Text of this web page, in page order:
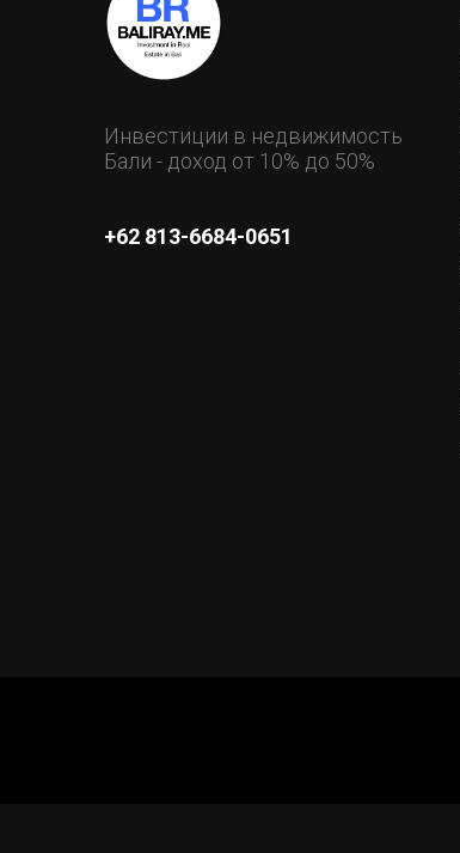
Инвестиции в недвижимость
Бали - доход от 10% до 50%
+62 813-6684-0651